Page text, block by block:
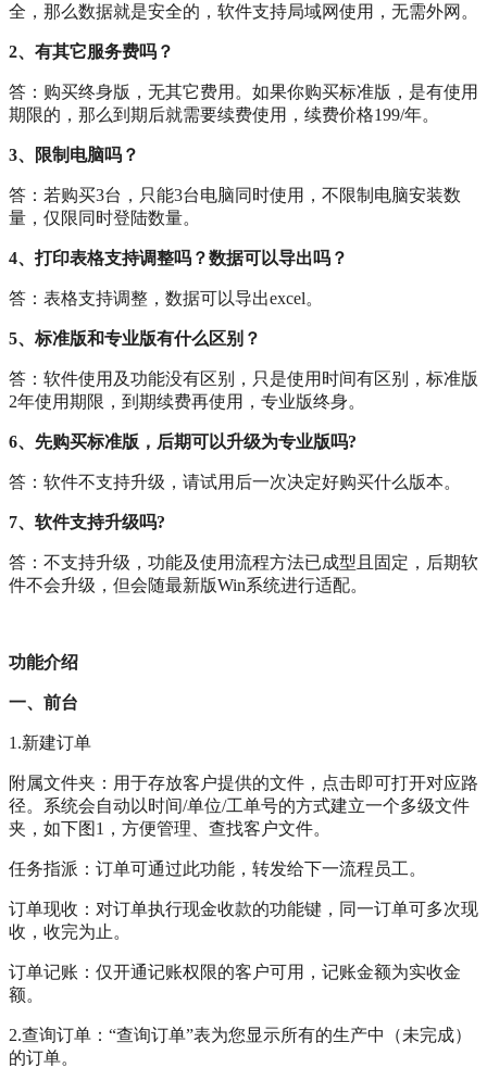
全，那么数据就是安全的，软件支持局域网使用，无需外网。
2、有其它服务费吗？
答：购买终身版，无其它费用。如果你购买标准版，是有使用
期限的，那么到期后就需要续费使用，续费价格199/年。
3、限制电脑吗？
答：若购买3台，只能3台电脑同时使用，不限制电脑安装数
量，仅限同时登陆数量。
4、打印表格支持调整吗？数据可以导出吗？
答：表格支持调整，数据可以导出excel。
5、标准版和专业版有什么区别？
答：软件使用及功能没有区别，只是使用时间有区别，标准版
2年使用期限，到期续费再使用，专业版终身。
6、先购买标准版，后期可以升级为专业版吗?
答：软件不支持升级，请试用后一次决定好购买什么版本。
7、软件支持升级吗?
答：不支持升级，功能及使用流程方法已成型且固定，后期软
件不会升级，但会随最新版Win系统进行适配。
功能介绍
一、前台
1.新建订单
附属文件夹：用于存放客户提供的文件，点击即可打开对应路
径。系统会自动以时间/单位/工单号的方式建立一个多级文件
夹，如下图1，方便管理、查找客户文件。
任务指派：订单可通过此功能，转发给下一流程员工。
订单现收：对订单执行现金收款的功能键，同一订单可多次现
收，收完为止。
订单记账：仅开通记账权限的客户可用，记账金额为实收金
额。
2.查询订单：“查询订单”表为您显示所有的生产中（未完成）
的订单。